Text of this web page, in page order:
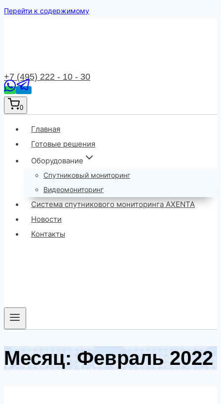
Перейти к содержимому
+7 (495) 222 - 10 - 30
0
Главная
Готовые решения
Оборудование
Спутниковый мониторинг
Видеомониторинг
Система спутникового мониторинга AXENTA
Новости
Контакты
Месяц: Февраль 2022